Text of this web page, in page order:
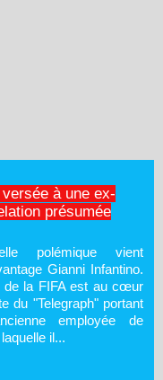
à une ex-
présumée
polémique vient
Gianni Infantino.
de la FIFA est au cœur
du "Telegraph" portant
employée de
il...